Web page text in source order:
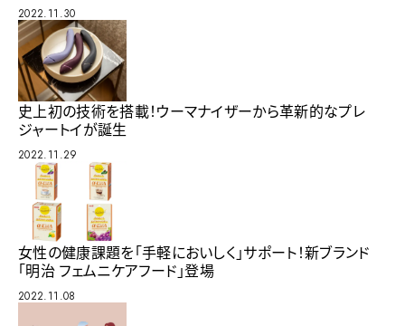
2022.11.30
史上初の技術を搭載！ウーマナイザーから革新的なプレ
ジャートイが誕生
2022.11.29
女性の健康課題を「手軽においしく」サポート！新ブランド
「明治 フェムニケアフード」登場
2022.11.08